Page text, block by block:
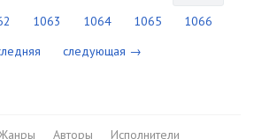
1063 1064 1065
1066
следующая →
Авторы Исполнители